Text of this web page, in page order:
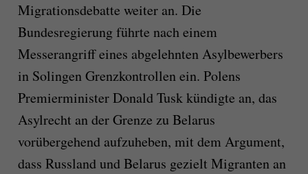
Migrationsdebatte weiter an. Die
Bundesregierung führte nach einem
Messerangriff eines abgelehnten Asylbewerbers
in Solingen Grenzkontrollen ein. Polens
Premierminister Donald Tusk kündigte an, das
Asylrecht an der Grenze zu Belarus
vorübergehend aufzuheben, mit dem Argument,
dass Russland und Belarus gezielt Migranten an